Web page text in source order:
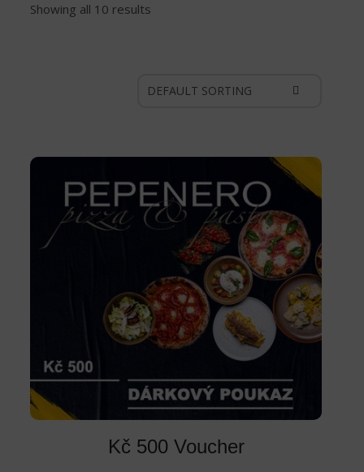
Showing all 10 results
Kč 500 Voucher